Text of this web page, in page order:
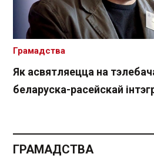
Як асвятляецца на
беларуска-расейскай
Грамадства
ГРАМАДСТВА